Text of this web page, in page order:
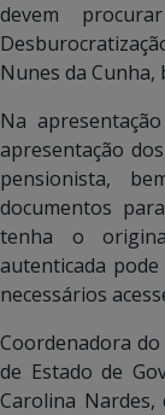
devem
Nunes da Cunha,
Na
apresentação
pensionista,
documentos
tenha o
autenticada
necessários
Coordenadora
de Estado de
Carolina Nardes,